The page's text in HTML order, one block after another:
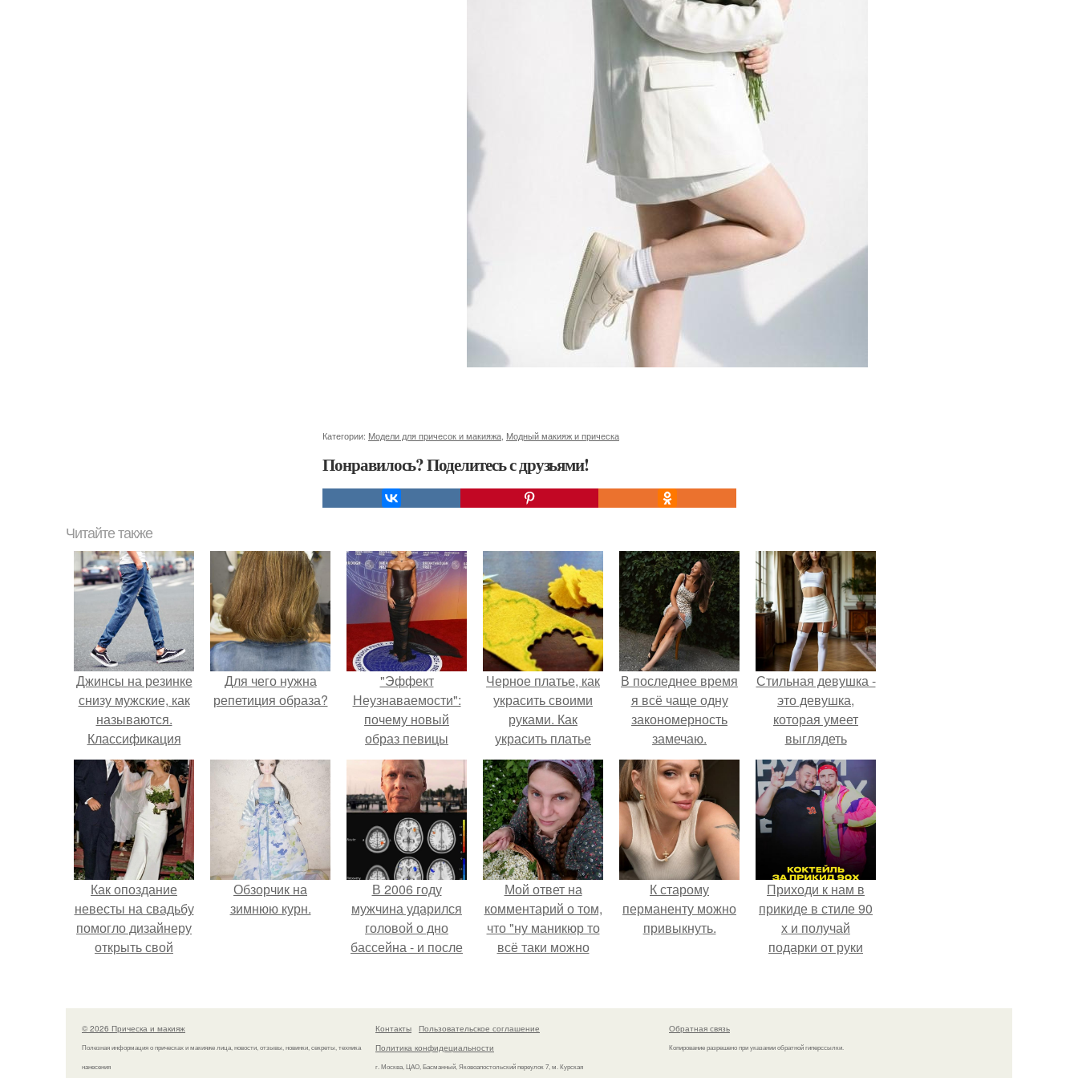
Категории: Модели для причесок и макияжа Модный макияж и прическа
Понравилось? Поделитесь с друзьями!
Читайте также
Джинсы на резинке
снизу мужские, как
называются.
Классификация
брюк
Для чего нужна
репетиция образа?
"Эффект
Неузнаваемости":
почему новый
образ певицы
вызвал споры о
гранях
возможного?
Черное платье, как
украсить своими
руками. Как
украсить платье
цветами
В последнее время
я всё чаще одну
закономерность
замечаю.
Стильная девушка -
это девушка,
которая умеет
выглядеть
привлекательно и
элегантно в любои
ситуации.
Как опоздание
невесты на свадьбу
помогло дизайнеру
открыть свой
Обзорчик на
зимнюю курн.
В 2006 году
мужчина ударился
головой о дно
бассейна - и после
странным образом.
Мой ответ на
комментарий о том,
что "ну маникюр то
всё таки можно
К старому
перманенту можно
привыкнуть.
Приходи к нам в
прикиде в стиле 90
х и получай
подарки от руки
© 2026 Прическа и макияж
Полезная информация о прическах и макияже лица, новости, отзывы, новинки, секреты, техника
нанесения
Контакты
Пользовательское соглашение
Политика конфидециальности
г. Москва, ЦАО, Басманный, Яковоапостольский переулок 7, м. Курская
Обратная связь
Копирование разрешено при указании обратной гиперссылки.